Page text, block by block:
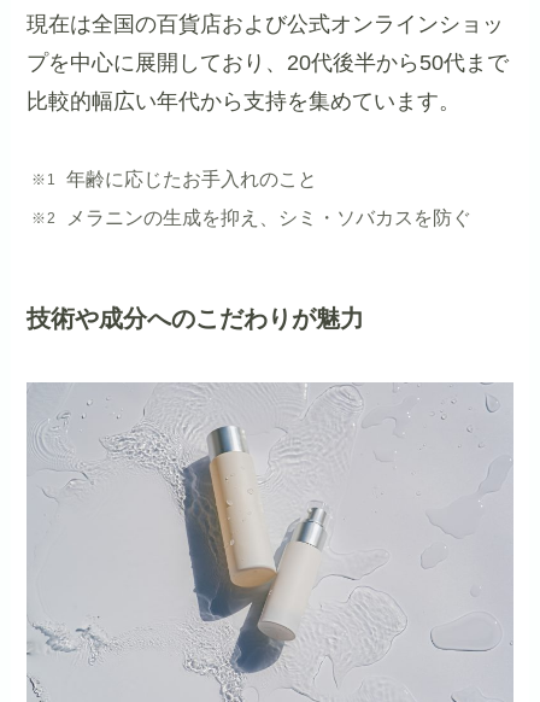
現在は全国の百貨店および公式オンラインショッ
プを中心に展開しており、20代後半から50代まで
比較的幅広い年代から支持を集めています。
年齢に応じたお手入れのこと
メラニンの生成を抑え、シミ・ソバカスを防ぐ
技術や成分へのこだわりが魅力